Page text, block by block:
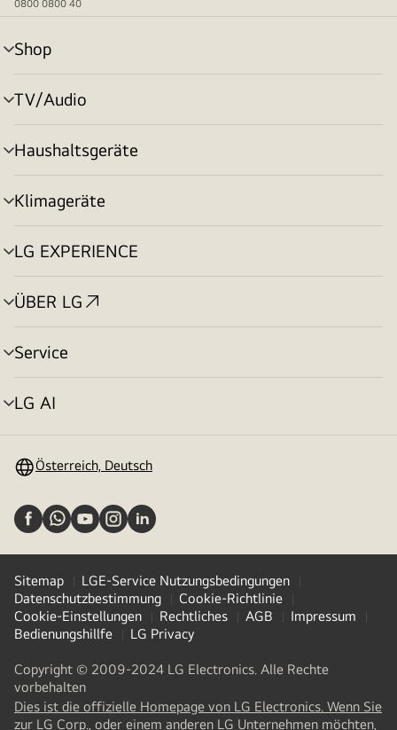
0800 0800 40
Shop
Menü
umschalten
TV/Audio
Menü
umschalten
Haushaltsgeräte
Menü
umschalten
Klimageräte
Menü
umschalten
LG EXPERIENCE
Menü
umschalten
ÜBER LG
Menü
umschalten
Service
Menü
umschalten
LG AI
Menü
Österreich, Deutsch
Sitemap
LGE-Service Nutzungsbedingungen
Datenschutzbestimmung
Cookie-Richtlinie
Cookie-Einstellungen
Rechtliches AGB
Impressum
Bedienungshillfe
LG Privacy
Copyright © 2009-2024 LG Electronics. Alle Rechte
vorbehalten
Dies ist die offizielle Homepage von LG Electronics. Wenn Sie
zur LG Corp., oder einem anderen LG Unternehmen möchten,